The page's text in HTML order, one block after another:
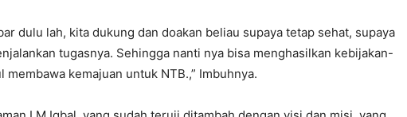
dulu lah, kita dukung dan doakan beliau supaya tetap sehat, supaya
tugasnya. Sehingga nanti nya bisa menghasilkan kebijakan-
kemajuan untuk NTB.,” Imbuhnya.